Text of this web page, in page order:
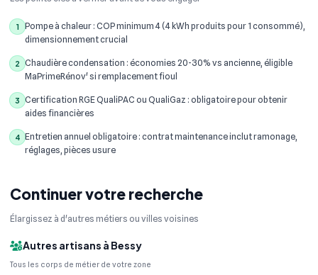
1
Pompe à chaleur : COP minimum 4 (4 kWh produits pour 1 consommé),
dimensionnement crucial
2
Chaudière condensation : économies 20-30% vs ancienne, éligible
MaPrimeRénov' si remplacement fioul
3
Certification RGE QualiPAC ou QualiGaz : obligatoire pour obtenir
aides financières
4 Entretien annuel obligatoire : contrat maintenance inclut ramonage,
réglages, pièces usure
Continuer votre recherche
Élargissez à d'autres métiers ou villes voisines
Autres artisans à Bessy
Tous les corps de métier de votre zone